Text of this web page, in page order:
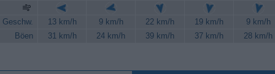
Geschw. 13 km/h 9 km/h 22 km/h 19 km/h
9 km/h
Böen
31 km/h 24 km/h 39 km/h 37 km/h 28 km/h